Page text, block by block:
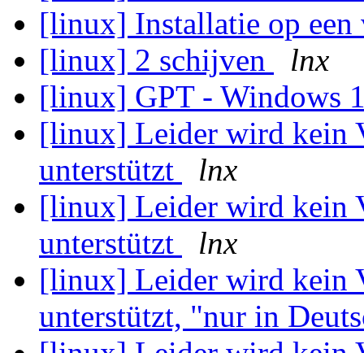
[linux] Installatie op
[linux] 2 schijven
lnx
[linux] GPT - Windows
[linux] Leider wird kein
unterstützt
lnx
[linux] Leider wird kein
unterstützt
lnx
[linux] Leider wird kein
unterstützt, "nur in